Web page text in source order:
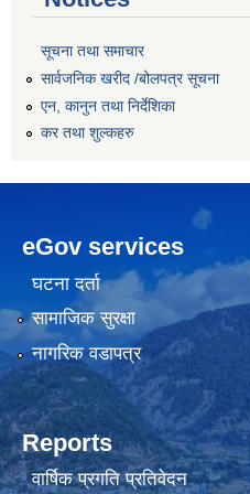
सूचना तथा समाचार
सार्वजनिक खरीद /बोलपत्र सूचना
एन, कानुन तथा निर्देशिका
कर तथा शुल्कहरु
eGov services
घटना दर्ता
सामाजिक सुरक्षा
नागरिक वडापत्र
Reports
वार्षिक प्रगति प्रतिवेदन